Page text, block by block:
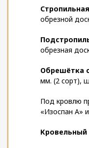
обрезной
обрезная
Обрешётка
мм. (2 сорт),
Под кровлю
«Изоспан А»